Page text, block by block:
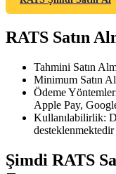
COIN-M Vadeli
Kripto Para
TradFi
Hisse senetleri,
RATS Satın
Tahmini Satın
Minimum Satın
Ödeme
Apple Pay,
Kullanılabilirlik:
desteklenmektedir
Şimdi RATS